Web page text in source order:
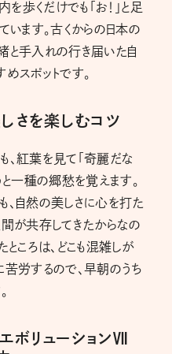
を歩くだけでも「お！」と足
います。古くからの日本の
と手入れの行き届いた自
スポットです。
さを楽しむコツ
、紅葉を見て「奇麗だな
と一種の郷愁を覚えます。
、自然の美しさに心を打た
が共存してきたからなの
ところは、どこも混雑しが
労するので、早朝のうち
ボリューションⅦ